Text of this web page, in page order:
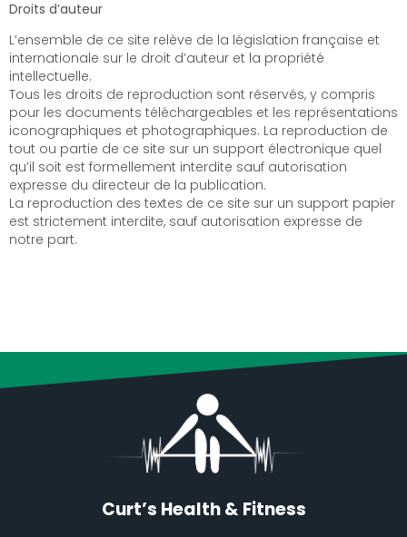
Droits d’auteur
L’ensemble de ce site relève de la législation française et
internationale sur le droit d’auteur et la propriété
intellectuelle.
Tous les droits de reproduction sont réservés, y compris
pour les documents téléchargeables et les représentations
iconographiques et photographiques. La reproduction de
tout ou partie de ce site sur un support électronique quel
qu’il soit est formellement interdite sauf autorisation
expresse du directeur de la publication.
La reproduction des textes de ce site sur un support papier
est strictement interdite, sauf autorisation expresse de
notre part.
Curt’s Health & Fitness